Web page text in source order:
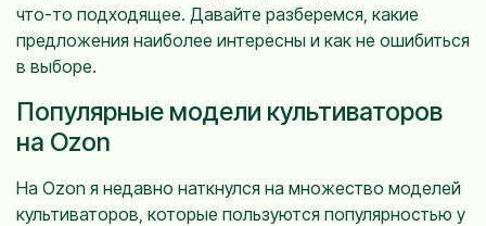
что-то подходящее. Давайте разберемся, какие
предложения наиболее интересны и как не ошибиться
в выборе.
Популярные модели культиваторов
на Ozon
На Ozon я недавно наткнулся на множество моделей
культиваторов, которые пользуются популярностью у